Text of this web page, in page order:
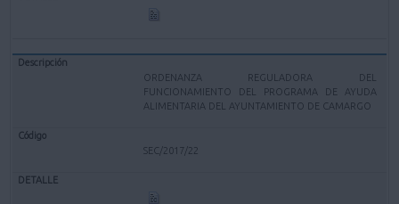
ORDENANZA REGULADORA DEL
FUNCIONAMIENTO DEL PROGRAMA DE AYUDA
ALIMENTARIA DEL AYUNTAMIENTO DE CAMARGO
SEC/2017/22